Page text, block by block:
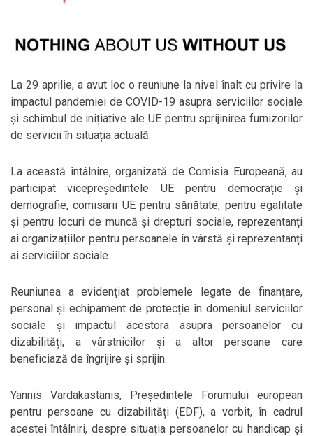
La 29 aprilie, a avut loc o reuniune la nivel înalt cu privire la
impactul pandemiei de COVID-19 asupra serviciilor sociale
și schimbul de inițiative ale UE pentru sprijinirea furnizorilor
de servicii în situația actuală.
La această întâlnire, organizată de Comisia Europeană, au
participat vicepreședintele UE pentru democrație și
demografie, comisarii UE pentru sănătate, pentru egalitate
și pentru locuri de muncă și drepturi sociale, reprezentanți
ai organizațiilor pentru persoanele în vârstă și reprezentanți
ai serviciilor sociale.
Reuniunea a evidențiat problemele legate de finanțare,
personal și echipament de protecție în domeniul serviciilor
sociale și impactul acestora asupra persoanelor cu
dizabilități, a vârstnicilor și a altor persoane care
beneficiază de îngrijire și sprijin.
Yannis Vardakastanis, Președintele Forumului european
pentru persoane cu dizabilități (EDF), a vorbit, în cadrul
acestei întâlniri, despre situația persoanelor cu handicap și